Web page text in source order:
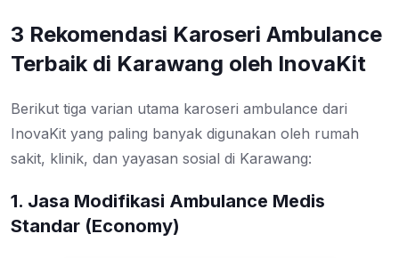
3 Rekomendasi Karoseri Ambulance
Terbaik di Karawang oleh InovaKit
Berikut tiga varian utama karoseri ambulance dari
InovaKit yang paling banyak digunakan oleh rumah
sakit, klinik, dan yayasan sosial di Karawang:
1. Jasa Modifikasi Ambulance Medis
Standar (Economy)